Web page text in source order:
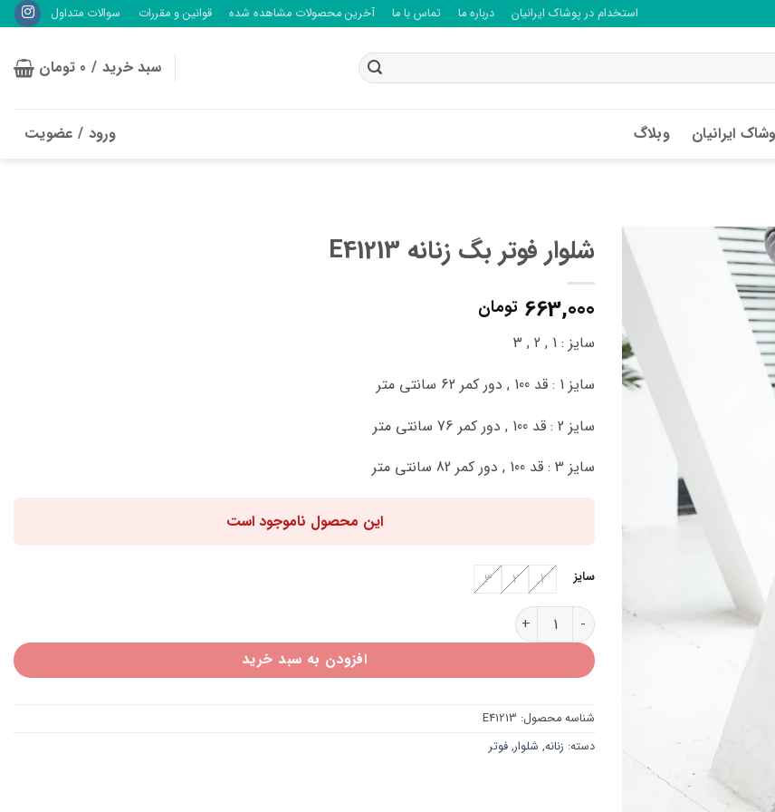
استخدام در پوشاک ایرانیان درباره ما تماس با ما آخرین محصولات مشاهده شده قوانین و مقررات سوالات متداول
سبد خرید / 0 تومان
ایرانیان وبلاگ ورود / عضویت
شلوار فوتر بگ زنانه E41213
663,000 تومان
سایز : 1 , 2 , 3
سایز 1 : قد 100 , دور کمر 62 سانتی متر
سایز 2 : قد 100 , دور کمر 76 سانتی متر
سایز 3 : قد 100 , دور کمر 82 سانتی متر
این محصول ناموجود است
سایز 1
2
3
شلوار فوتر بگ زنانه E41213 عدد
افزودن به سبد خرید
شناسه محصول: E41213
دسته: زنانه, شلوار, فوتر